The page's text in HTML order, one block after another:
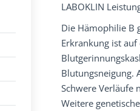
LABOKLIN
Die Hämophilie B
Erkrankung ist
Blutungsneigung.
Schwere Verläufe
Weitere